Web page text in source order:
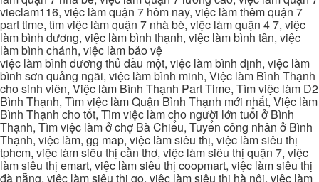
vieclam116, việc làm quận 7 hôm nay, việc làm thêm quận 7
part time, tìm việc làm quận 7 nhà bè, việc làm quận 4 7, việc
làm bình dương, việc làm bình thạnh, việc làm bình tân, việc
làm bình chánh, việc làm bảo vệ
việc làm bình dương thủ dầu một, việc làm bình định, việc làm
bình sơn quảng ngãi, việc làm bình minh, Việc làm Bình Thạnh
cho sinh viên, Việc làm Bình Thạnh Part Time, Tìm việc làm D2
Bình Thạnh, Tìm việc làm Quận Bình Thạnh mới nhất, Việc làm
Bình Thạnh cho tốt, Tìm việc làm cho người lớn tuổi ở Bình
Thạnh, Tìm việc làm ở chợ Bà Chiểu, Tuyển công nhân ở Bình
Thạnh, việc làm, gg map, việc làm siêu thị, việc làm siêu thị
tphcm, việc làm siêu thị cần thơ, việc làm siêu thị quận 7, việc
làm siêu thị emart, việc làm siêu thị coopmart, việc làm siêu thị
đà nẵng, việc làm siêu thị go, việc làm siêu thị hà nội, việc làm